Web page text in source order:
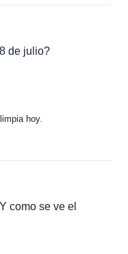
de julio?
hoy.
como se ve el